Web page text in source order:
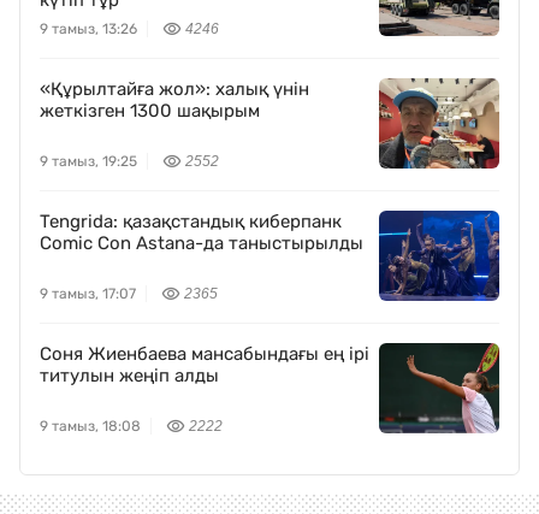
9 тамыз, 13:26 4246
«Құрылтайға жол»: халық үнін
жеткізген 1300 шақырым
9 тамыз, 19:25 2552
Tengrida: қазақстандық киберпанк
Comic Con Astana-да таныстырылды
9 тамыз, 17:07 2365
Соня Жиенбаева мансабындағы ең ірі
титулын жеңіп алды
9 тамыз, 18:08 2222